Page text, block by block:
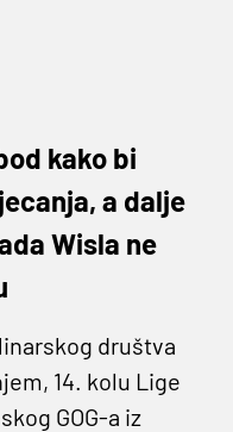
kako bi
a dalje
Wisla ne
društva
14. kolu Lige
GOG-a iz